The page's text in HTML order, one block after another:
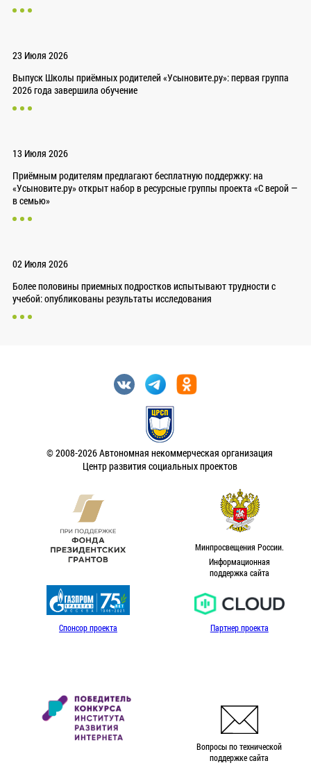
23 Июля 2026
Выпуск Школы приёмных родителей «Усыновите.ру»: первая группа
2026 года завершила обучение
13 Июля 2026
Приёмным родителям предлагают бесплатную поддержку: на
«Усыновите.ру» открыт набор в ресурсные группы проекта «С верой —
в семью»
02 Июля 2026
Более половины приемных подростков испытывают трудности с
учебой: опубликованы результаты исследования
© 2008-2026 Автономная некоммерческая организация
Центр развития социальных проектов
Минпросвещения России.
Информационная
поддержка сайта
Спонсор проекта Партнер проекта
Вопросы по технической
поддержке сайта